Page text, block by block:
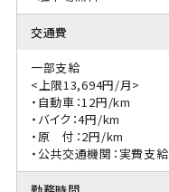
交通費
一部支給
<上限13,694円/月>
・自動車：12円/km
・バイク：4円/km
・原 付：2円/km
・公共交通機関：実費支給